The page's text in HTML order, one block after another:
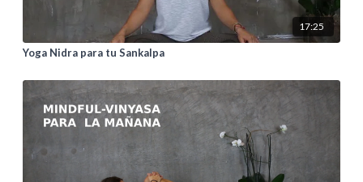
17:25
Yoga Nidra para tu Sankalpa